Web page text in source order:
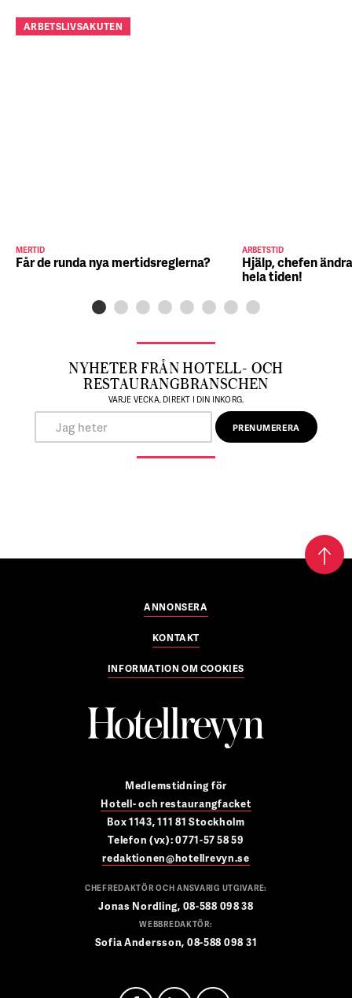
ARBETSLIVSAKUTEN
MERTID
Får de runda nya mertidsreglerna?
ARBETSTID
Hjälp, chefen
hela tiden!
NYHETER FRÅN HOTELL- OCH
RESTAURANGBRANSCHEN
VARJE VECKA, DIREKT I DIN INKORG.
ANNONSERA
KONTAKT
INFORMATION OM COOKIES
Medlemstidning för
Hotell- och restaurangfacket
Box 1143, 111 81 Stockholm
Telefon (vx): 0771-57 58 59
redaktionen@hotellrevyn.se
CHEFREDAKTÖR OCH ANSVARIG UTGIVARE:
Jonas Nordling, 08-588 098 38
WEBBREDAKTÖR:
Sofia Andersson, 08-588 098 31